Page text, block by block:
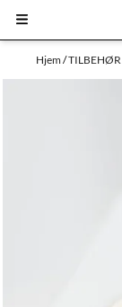
Hopp til innhold
Hjem/TILBEHØR